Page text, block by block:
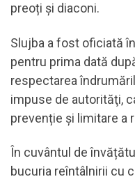
preoți și diaconi.
Slujba a fost oficiată
pentru prima dată
respectarea
impuse de autorităţi,
prevenție şi limitare a
În cuvântul de
bucuria reîntâlnirii cu